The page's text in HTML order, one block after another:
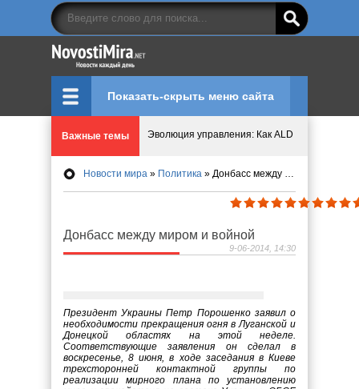
Показать-скрыть меню сайта
Важные темы
Эволюция управления: Как ALD Pro меняет
Криптовалюту предложили признать
Идеи, куда сходить с детьми в парки, музеи и
Что означает число судьбы в нумерологии
Новости мира » Политика » Донбасс между миром и войной
Донбасс между миром и войной
9-06-2014, 14:30
Президент Украины Петр Порошенко заявил о
необходимости прекращения огня в Луганской и
Донецкой областях на этой неделе.
Соответствующие заявления он сделал в
воскресенье, 8 июня, в ходе заседания в Киеве
трехсторонней контактной группы по
реализации мирного плана по установлению